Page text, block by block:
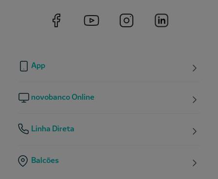
App
novobanco Online
Linha Direta
Balcões